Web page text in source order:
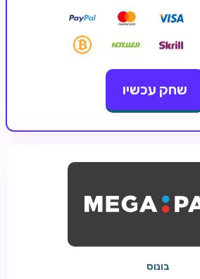
שחק עכשיו
בונוס